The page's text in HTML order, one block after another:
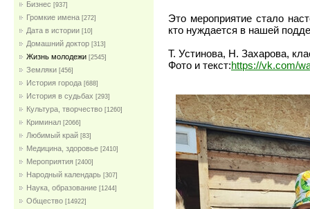
Бизнес [937]
Громкие имена [272]
Дата в истории [10]
Домашний доктор [313]
Жизнь молодежи [2545]
Земляки [456]
История города [688]
История в судьбах [293]
Культура, творчество [1260]
Криминал [2066]
Любимый край [83]
Медицина, здоровье [2410]
Мероприятия [2400]
Народный календарь [307]
Наука, образование [1244]
Общество [14922]
Это мероприятие стало
кто нуждается в нашей
Т. Устинова, Н. Захарова,
Фото и текст:https://vk.com/